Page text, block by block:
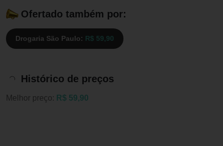
Ofertado também por:
Drogaria São Paulo: R$ 59,90
Histórico de preços
Melhor preço: R$ 59,90